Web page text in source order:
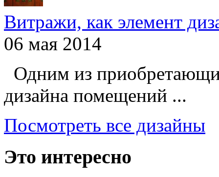
Витражи, как элемент
06 мая 2014
Одним из
дизайна помещений ...
Посмотреть все дизайны
Это интересно